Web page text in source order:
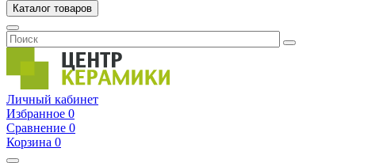
Каталог товаров
Личный кабинет
Избранное 0
Сравнение 0
Корзина 0